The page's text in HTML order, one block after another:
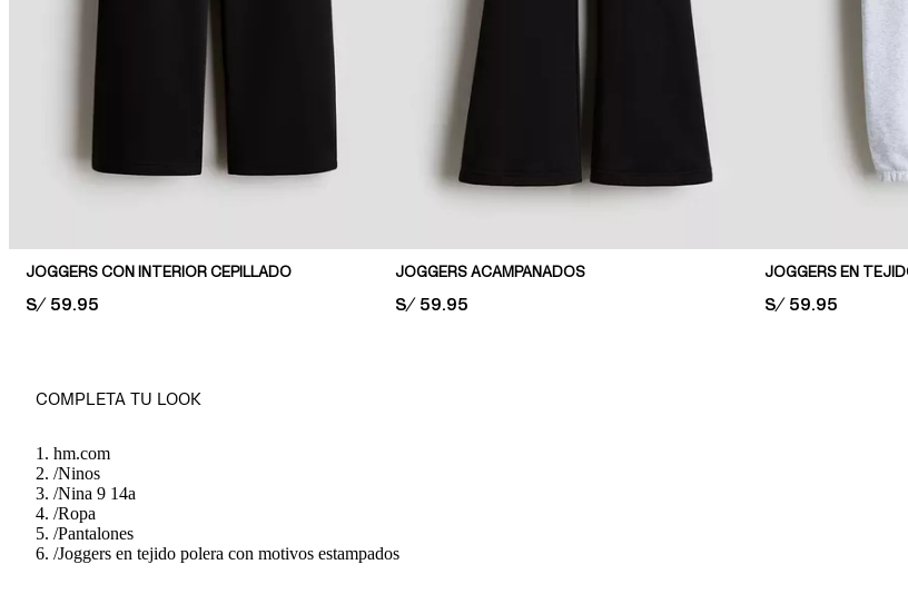
JOGGERS CON INTERIOR CEPILLADO
PRICE:
S/ 59.95
JOGGERS ACAMPANADOS
PRICE:
S/ 59.95
JOGGERS EN
PRICE:
S/ 59.95
COMPLETA TU LOOK
hm.com
/Ninos
/Nina 9 14a
/Ropa
/Pantalones
/Joggers en tejido polera con motivos estampados